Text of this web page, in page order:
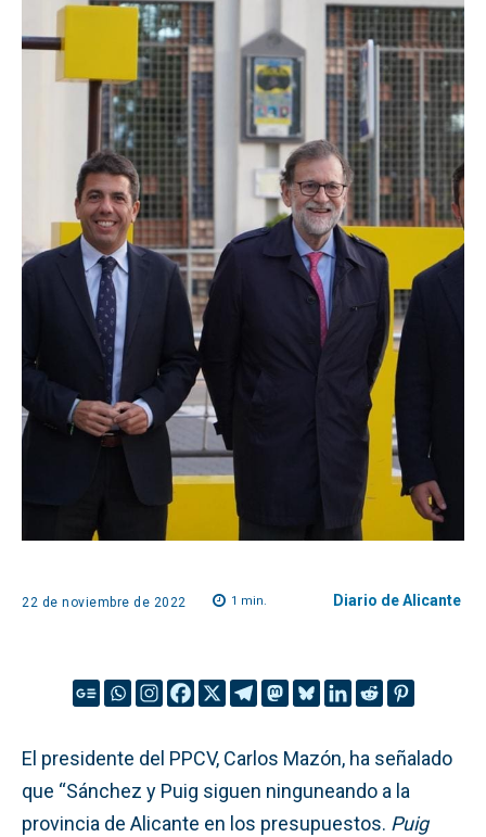
22 de noviembre de 2022 1 min. Diario de Alicante
El presidente del PPCV, Carlos Mazón, ha señalado
que “Sánchez y Puig siguen ninguneando a la
provincia de Alicante en los presupuestos. Puig